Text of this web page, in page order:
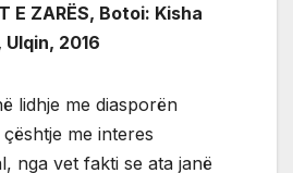
E ZARËS, Botoi: Kisha
2016
lidhje me diasporën
me interes
nga vet fakti se ata janë